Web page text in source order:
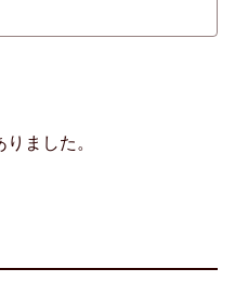
ました。